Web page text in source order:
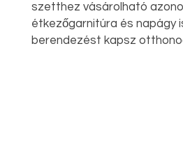
szetthez vásárolható
étkezőgarnitúra és napágy
berendezést kapsz